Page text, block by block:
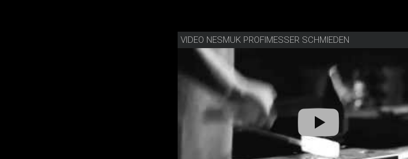
VIDEO NESMUK PROFIMESSER SCHMIEDEN